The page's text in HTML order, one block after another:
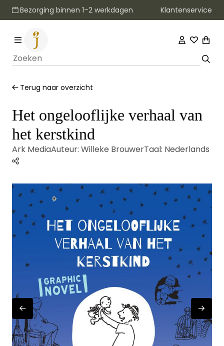
Bezorging binnen 1–2 werkdagen Klantenservice
Terug naar overzicht
Het ongelooflijke verhaal van
het kerstkind
Ark MediaAuteur: Willeke BrouwerTaal: Nederlands